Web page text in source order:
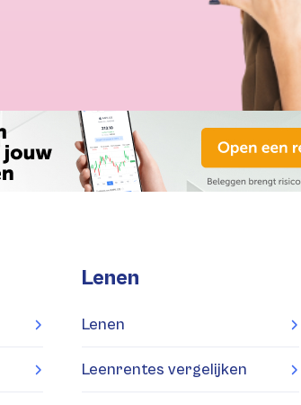
Lenen
Lenen
Leenrentes vergelijken